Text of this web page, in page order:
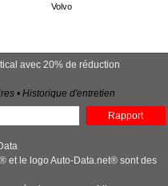
Volvo
avec 20% de réduction
• Historique d'entretien
Rapport
et le logo Auto-Data.net® sont des